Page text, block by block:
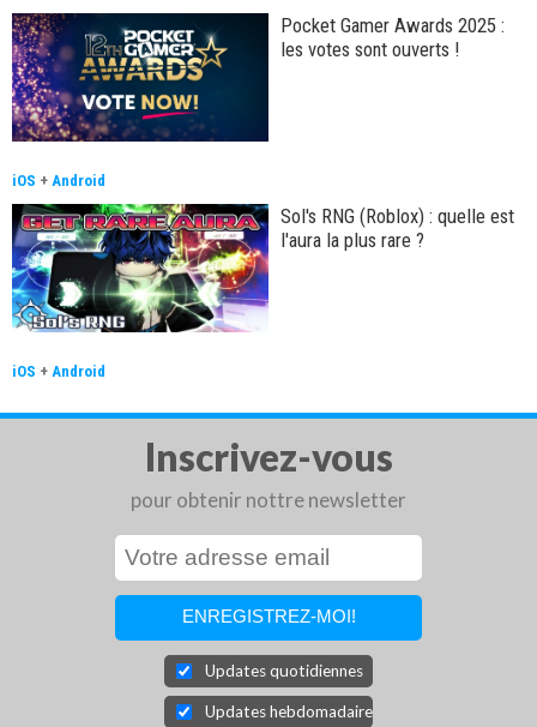
Pocket Gamer Awards 2025 :
les votes sont ouverts !
iOS + Android
Sol's RNG (Roblox) : quelle est
l'aura la plus rare ?
iOS + Android
Inscrivez-vous
pour obtenir nottre newsletter
Updates quotidiennes
Updates hebdomadaires